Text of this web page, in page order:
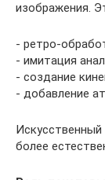
изображения.
- ретро-
- имитация
- создание
- добавление
Искусственный
более